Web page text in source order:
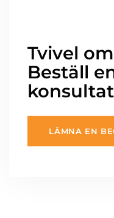
Tvivel
Beställ
LÄMNA EN